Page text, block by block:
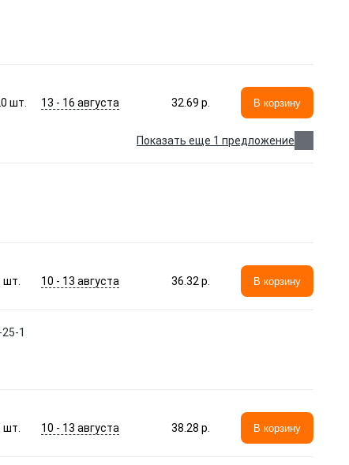
шт. 13 - 16 августа 32.69 p. В корзину
Показать еще 1 предложение
шт. 10 - 13 августа 36.32 p. В корзину
1
шт. 10 - 13 августа 38.28 p. В корзину